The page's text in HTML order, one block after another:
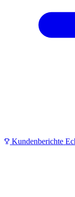
Kundenberichte